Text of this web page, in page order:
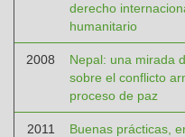
derecho
humanitario
2008
Nepal: una mirada
sobre el conflicto
proceso de paz
2011
Buenas prácticas,